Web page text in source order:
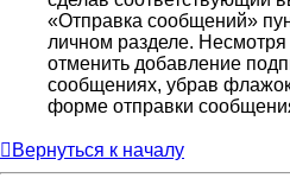
«Отправка сообщений»
личном разделе.
отменить добавление
сообщениях, убрав
форме отправки
Вернуться к началу